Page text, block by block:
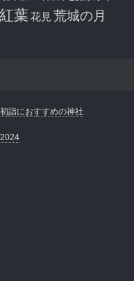
紅葉 花見 荒城の月
詣におすすめの神社